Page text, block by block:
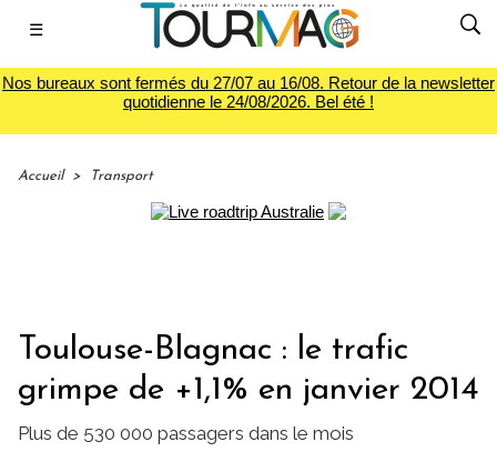
☰
Nos bureaux sont fermés du 27/07 au 16/08. Retour de la newsletter
quotidienne le 24/08/2026. Bel été !
Accueil > Transport
Toulouse-Blagnac : le trafic
grimpe de +1,1% en janvier 2014
Plus de 530 000 passagers dans le mois